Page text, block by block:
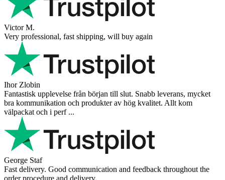
Victor M.
Very professional, fast shipping, will buy again
Ihor Zlobin
Fantastisk upplevelse från början till slut. Snabb leverans, mycket
bra kommunikation och produkter av hög kvalitet. Allt kom
välpackat och i perf ...
George Staf
Fast delivery. Good communication and feedback throughout the
order procedure and delivery.